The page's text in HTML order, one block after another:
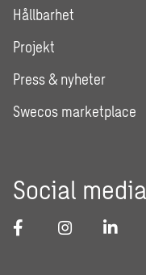
Hållbarhet
Projekt
Press & nyheter
Swecos marketplace
Social media